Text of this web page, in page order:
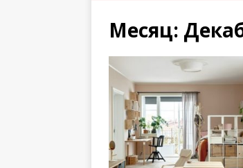
Месяц: